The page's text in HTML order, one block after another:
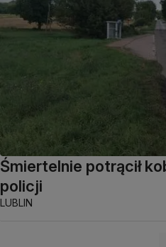
Śmiertelnie potrącił
policji
LUBLIN